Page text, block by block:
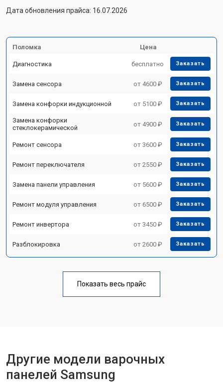
Дата обновления прайса: 16.07.2026
Поломка Цена
Диагностика бесплатно Заказать
Замена сенсора от 4600 ₽ Заказать
Замена конфорки индукционной от 5100 ₽ Заказать
Замена конфорки
стеклокерамической
от 4900 ₽ Заказать
Ремонт сенсора от 3600 ₽ Заказать
Ремонт переключателя от 2550 ₽ Заказать
Замена панели управления от 5600 ₽ Заказать
Ремонт модуля управления от 6500 ₽ Заказать
Ремонт инвертора от 3450 ₽ Заказать
Разблокировка от 2600 ₽ Заказать
Показать весь прайс
Другие модели варочных
панелей Samsung